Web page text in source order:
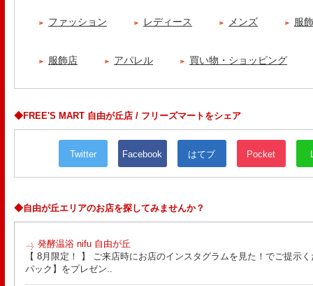
ファッション レディース メンズ 服
服飾店 アパレル 買い物・ショッピング
◆FREE'S MART 自由が丘店 / フリーズマートをシェア
Twitter Facebook はてブ Pocket
◆自由が丘エリアのお店を探してみませんか？
発酵温浴 nifu 自由が丘
【 8月限定！ 】 ご来店時にお店のインスタグラムを見た！でご提示
パック】をプレゼン..